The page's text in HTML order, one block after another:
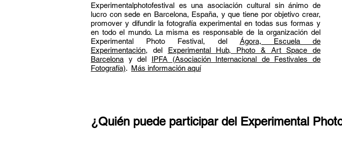
Experimentalphotofestival es una asociación cultural sin ánimo de
lucro con sede en Barcelona, España, y que tiene por objetivo crear,
promover y difundir la fotografía experimental en todas sus formas y
en todo el mundo. La misma es responsable de la organización del
Experimental Photo Festival, del Ágora, Escuela de
Experimentación, del Experimental Hub, Photo & Art Space de
Barcelona y del IPFA (Asociación Internacional de Festivales de
Fotografía). Más información aquí
¿Quién puede participar del Experimental